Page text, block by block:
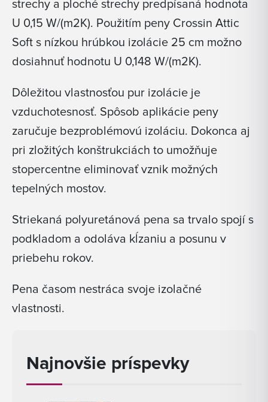
strechy a ploché strechy predpísaná hodnota
U 0,15 W/(m2K). Použitím peny Crossin Attic
Soft s nízkou hrúbkou izolácie 25 cm možno
dosiahnuť hodnotu U 0,148 W/(m2K).
Dôležitou vlastnosťou pur izolácie je
vzduchotesnosť. Spôsob aplikácie peny
zaručuje bezproblémovú izoláciu. Dokonca aj
pri zložitých konštrukciách to umožňuje
stopercentne eliminovať vznik možných
tepelných mostov.
Striekaná polyuretánová pena sa trvalo spojí s
podkladom a odoláva kĺzaniu a posunu v
priebehu rokov.
Pena časom nestráca svoje izolačné
vlastnosti.
Najnovšie príspevky